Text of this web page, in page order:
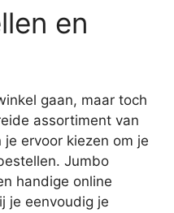
en
gaan, maar toch
assortiment van
ervoor kiezen om je
Jumbo
handige online
je eenvoudig je